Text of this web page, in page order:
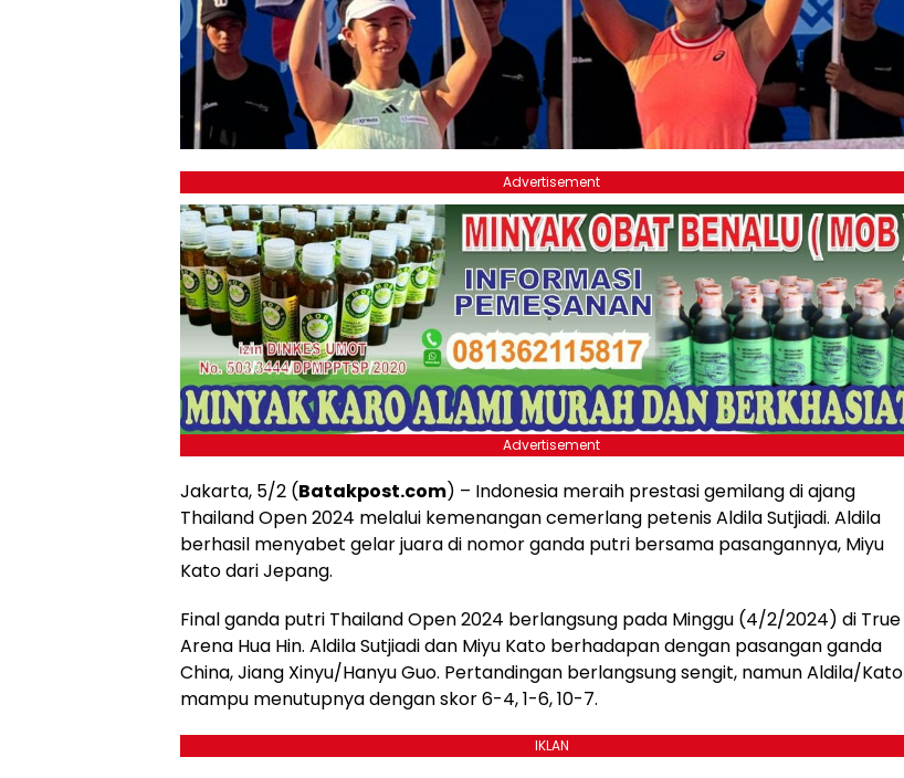
Advertisement
Advertisement
Jakarta, 5/2 (Batakpost.com) – Indonesia meraih prestasi gemilang di ajang
Thailand Open 2024 melalui kemenangan cemerlang petenis Aldila Sutjiadi. Aldila
berhasil menyabet gelar juara di nomor ganda putri bersama pasangannya, Miyu
Kato dari Jepang.
Final ganda putri Thailand Open 2024 berlangsung pada Minggu (4/2/2024) di True
Arena Hua Hin. Aldila Sutjiadi dan Miyu Kato berhadapan dengan pasangan ganda
China, Jiang Xinyu/Hanyu Guo. Pertandingan berlangsung sengit, namun Aldila/Kato
mampu menutupnya dengan skor 6-4, 1-6, 10-7.
IKLAN